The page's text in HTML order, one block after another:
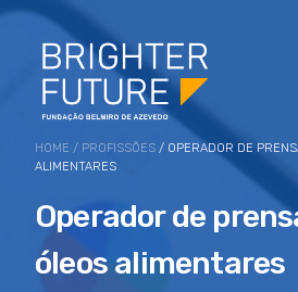
HOME / PROFISSÕES / OPERADOR DE
ALIMENTARES
Operador de
óleos alimentares